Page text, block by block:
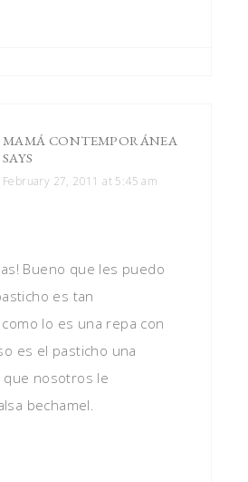
MAMÁ CONTEMPORÁNEA
SAYS
February 27, 2011 at 5:45 am
Bueno que les puedo
es tan
lo es una repa con
es el pasticho una
que nosotros le
bechamel.